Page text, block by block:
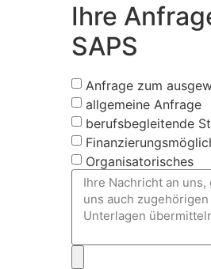
Ihre
SAPS
Anfrage zum
allgemeine Anfrage
berufsbegleitende
Organisatorisches